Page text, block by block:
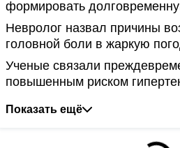
формировать
Невролог назвал причины
головной боли в жаркую
Ученые связали
повышенным риском
Показать ещё